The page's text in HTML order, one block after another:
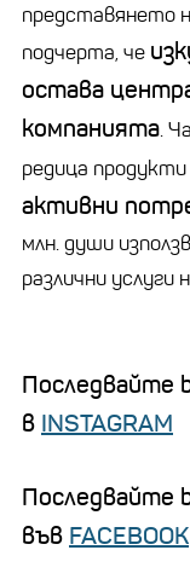
представянето
подчерта, че
остава
компанията.
редица
активни
млн. души
различни услуги
Последвайте
в INSTAGRAM
Последвайте
във FACEBOOK